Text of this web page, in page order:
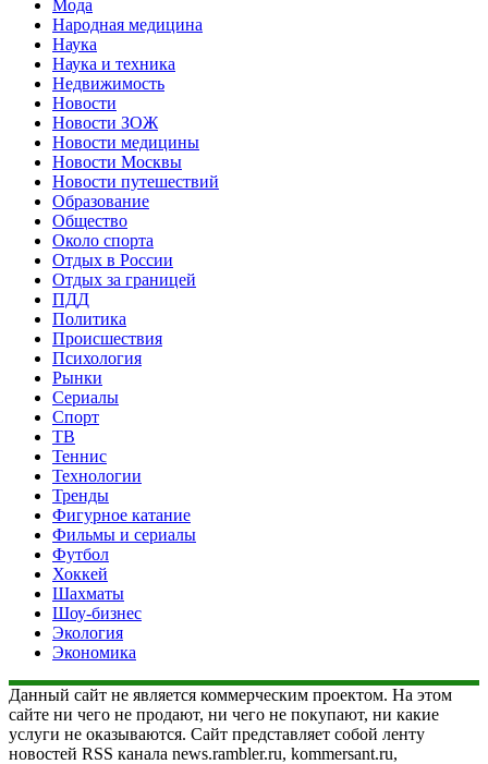
Мода
Народная медицина
Наука
Наука и техника
Недвижимость
Новости
Новости ЗОЖ
Новости медицины
Новости Москвы
Новости путешествий
Образование
Общество
Около спорта
Отдых в России
Отдых за границей
ПДД
Политика
Происшествия
Психология
Рынки
Сериалы
Спорт
ТВ
Теннис
Технологии
Тренды
Фигурное катание
Фильмы и сериалы
Футбол
Хоккей
Шахматы
Шоу-бизнес
Экология
Экономика
Данный сайт не является коммерческим проектом. На этом
сайте ни чего не продают, ни чего не покупают, ни какие
услуги не оказываются. Сайт представляет собой ленту
новостей RSS канала news.rambler.ru, kommersant.ru,